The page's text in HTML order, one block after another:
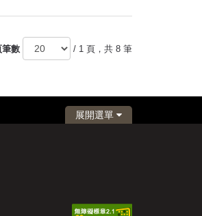
筆數 / 1 頁，共 8 筆
展開選單